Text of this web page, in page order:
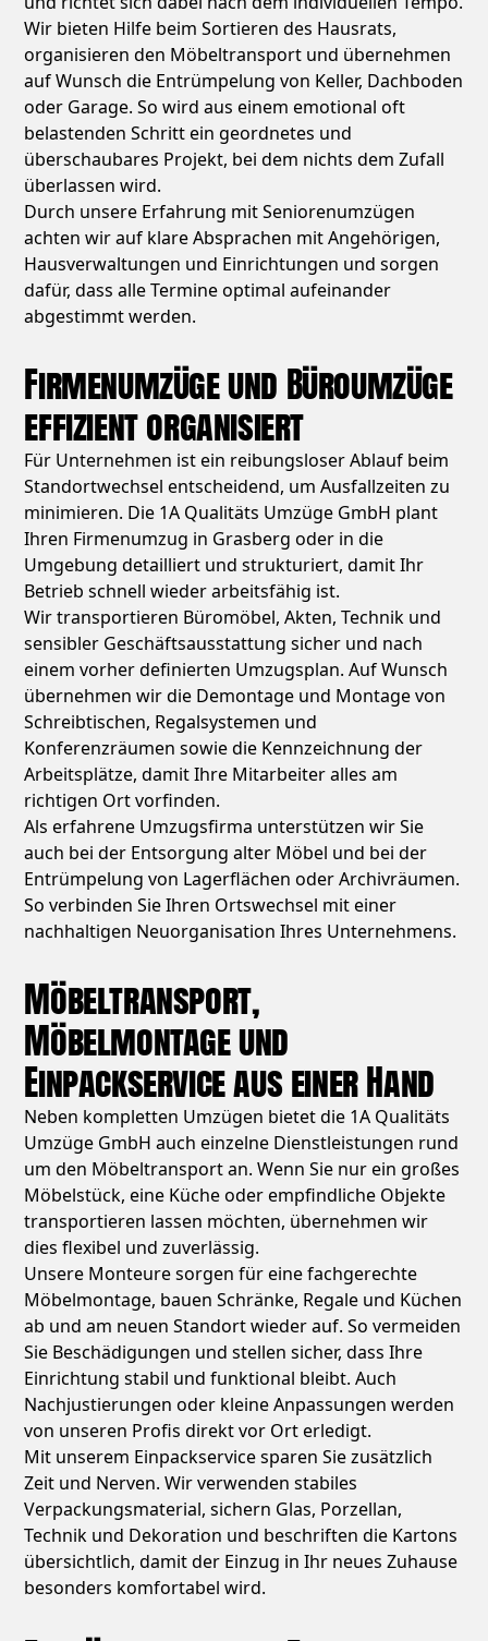
Wir bieten Hilfe beim Sortieren des Hausrats,
organisieren den Möbeltransport und übernehmen
auf Wunsch die Entrümpelung von Keller, Dachboden
oder Garage. So wird aus einem emotional oft
belastenden Schritt ein geordnetes und
überschaubares Projekt, bei dem nichts dem Zufall
überlassen wird.
Durch unsere Erfahrung mit Seniorenumzügen
achten wir auf klare Absprachen mit Angehörigen,
Hausverwaltungen und Einrichtungen und sorgen
dafür, dass alle Termine optimal aufeinander
abgestimmt werden.
Firmenumzüge und Büroumzüge
effizient organisiert
Für Unternehmen ist ein reibungsloser Ablauf beim
Standortwechsel entscheidend, um Ausfallzeiten zu
minimieren. Die 1A Qualitäts Umzüge GmbH plant
Ihren Firmenumzug in Grasberg oder in die
Umgebung detailliert und strukturiert, damit Ihr
Betrieb schnell wieder arbeitsfähig ist.
Wir transportieren Büromöbel, Akten, Technik und
sensibler Geschäftsausstattung sicher und nach
einem vorher definierten Umzugsplan. Auf Wunsch
übernehmen wir die Demontage und Montage von
Schreibtischen, Regalsystemen und
Konferenzräumen sowie die Kennzeichnung der
Arbeitsplätze, damit Ihre Mitarbeiter alles am
richtigen Ort vorfinden.
Als erfahrene Umzugsfirma unterstützen wir Sie
auch bei der Entsorgung alter Möbel und bei der
Entrümpelung von Lagerflächen oder Archivräumen.
So verbinden Sie Ihren Ortswechsel mit einer
nachhaltigen Neuorganisation Ihres Unternehmens.
Möbeltransport,
Möbelmontage und
Einpackservice aus einer Hand
Neben kompletten Umzügen bietet die 1A Qualitäts
Umzüge GmbH auch einzelne Dienstleistungen rund
um den Möbeltransport an. Wenn Sie nur ein großes
Möbelstück, eine Küche oder empfindliche Objekte
transportieren lassen möchten, übernehmen wir
dies flexibel und zuverlässig.
Unsere Monteure sorgen für eine fachgerechte
Möbelmontage, bauen Schränke, Regale und Küchen
ab und am neuen Standort wieder auf. So vermeiden
Sie Beschädigungen und stellen sicher, dass Ihre
Einrichtung stabil und funktional bleibt. Auch
Nachjustierungen oder kleine Anpassungen werden
von unseren Profis direkt vor Ort erledigt.
Mit unserem Einpackservice sparen Sie zusätzlich
Zeit und Nerven. Wir verwenden stabiles
Verpackungsmaterial, sichern Glas, Porzellan,
Technik und Dekoration und beschriften die Kartons
übersichtlich, damit der Einzug in Ihr neues Zuhause
besonders komfortabel wird.